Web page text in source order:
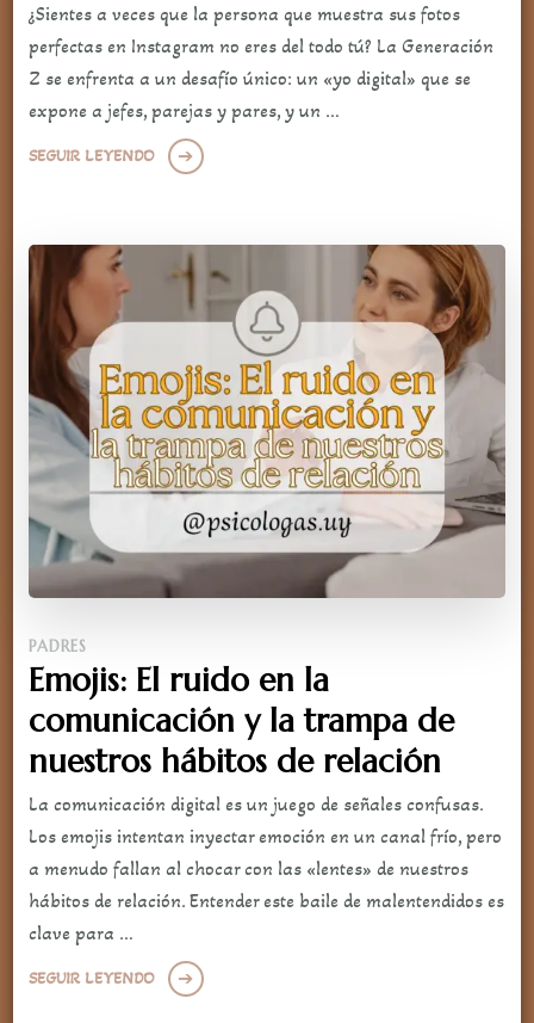
¿Sientes a veces que la persona que muestra sus fotos
perfectas en Instagram no eres del todo tú? La Generación
Z se enfrenta a un desafío único: un «yo digital» que se
expone a jefes, parejas y pares, y un …
SEGUIR LEYENDO
PADRES
Emojis: El ruido en la
comunicación y la trampa de
nuestros hábitos de relación
La comunicación digital es un juego de señales confusas.
Los emojis intentan inyectar emoción en un canal frío, pero
a menudo fallan al chocar con las «lentes» de nuestros
hábitos de relación. Entender este baile de malentendidos es
clave para …
SEGUIR LEYENDO